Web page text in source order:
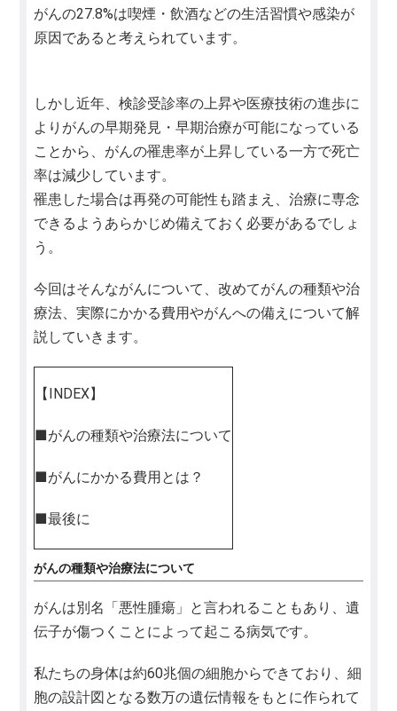
がんの27.8%は喫煙・飲酒などの生活習慣や感染が
原因であると考えられています。
しかし近年、検診受診率の上昇や医療技術の進歩に
よりがんの早期発見・早期治療が可能になっている
ことから、がんの罹患率が上昇している一方で死亡
率は減少しています。
罹患した場合は再発の可能性も踏まえ、治療に専念
できるようあらかじめ備えておく必要があるでしょ
う。
今回はそんながんについて、改めてがんの種類や治
療法、実際にかかる費用やがんへの備えについて解
説していきます。
【INDEX】
■がんの種類や治療法について
■がんにかかる費用とは？
■最後に
がんの種類や治療法について
がんは別名「悪性腫瘍」と言われることもあり、遺
伝子が傷つくことによって起こる病気です。
私たちの身体は約60兆個の細胞からできており、細
胞の設計図となる数万の遺伝情報をもとに作られて